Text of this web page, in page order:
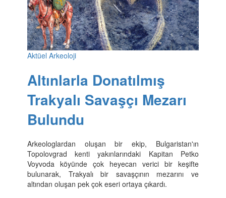
Aktüel Arkeoloji
Altınlarla Donatılmış
Trakyalı Savaşçı Mezarı
Bulundu
Arkeologlardan oluşan bir ekip, Bulgaristan'ın
Topolovgrad kenti yakınlarındaki Kapitan Petko
Voyvoda köyünde çok heyecan verici bir keşifte
bulunarak, Trakyalı bir savaşçının mezarını ve
altından oluşan pek çok eseri ortaya çıkardı.